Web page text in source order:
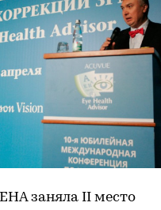
заняла II место